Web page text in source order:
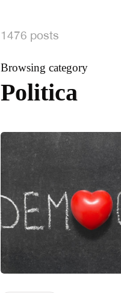
1476 posts
Browsing category
Politica